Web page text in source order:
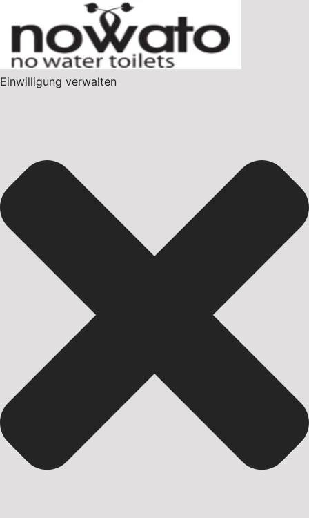
Einwilligung verwalten